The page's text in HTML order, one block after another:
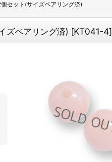
セット(サイズペアリング済)
ズペアリング済) [KT041-4]